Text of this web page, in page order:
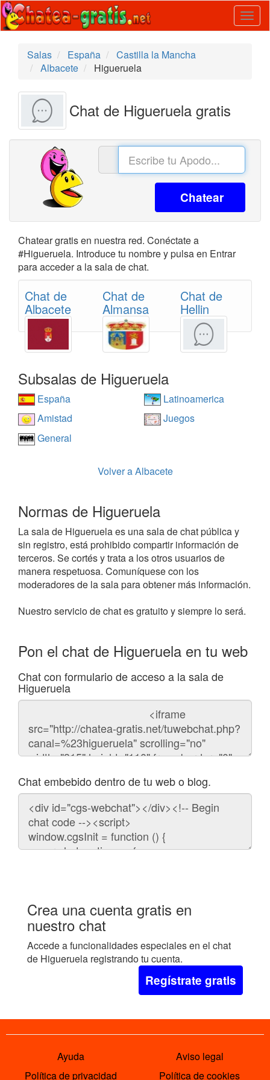
Salas
España
Castilla la Mancha
Albacete
Higueruela
Chat de Higueruela gratis
Chatear
Chatear gratis en nuestra red. Conéctate a
#Higueruela. Introduce tu nombre y pulsa en Entrar
para acceder a la sala de chat.
Chat de
Albacete
Chat de
Almansa
Chat de
Hellin
Subsalas de Higueruela
España
Latinoamerica
Amistad
Juegos
General
Volver a Albacete
Normas de Higueruela
La sala de Higueruela es una sala de chat pública y
sin registro, está prohibido compartir información de
terceros. Se cortés y trata a los otros usuarios de
manera respetuosa. Comuníquese con los
moderadores de la sala para obtener más información.
Nuestro servicio de chat es gratuito y siempre lo será.
Pon el chat de Higueruela en tu web
Chat con formulario de acceso a la sala de
Higueruela
Código
chat
Chat embebido dentro de tu web o blog.
Código
para
embeber
chat
Crea una cuenta gratis en
nuestro chat
Accede a funcionalidades especiales en el chat
de Higueruela registrando tu cuenta.
Regístrate gratis
Ayuda
Aviso legal
Política de privacidad
Política de cookies